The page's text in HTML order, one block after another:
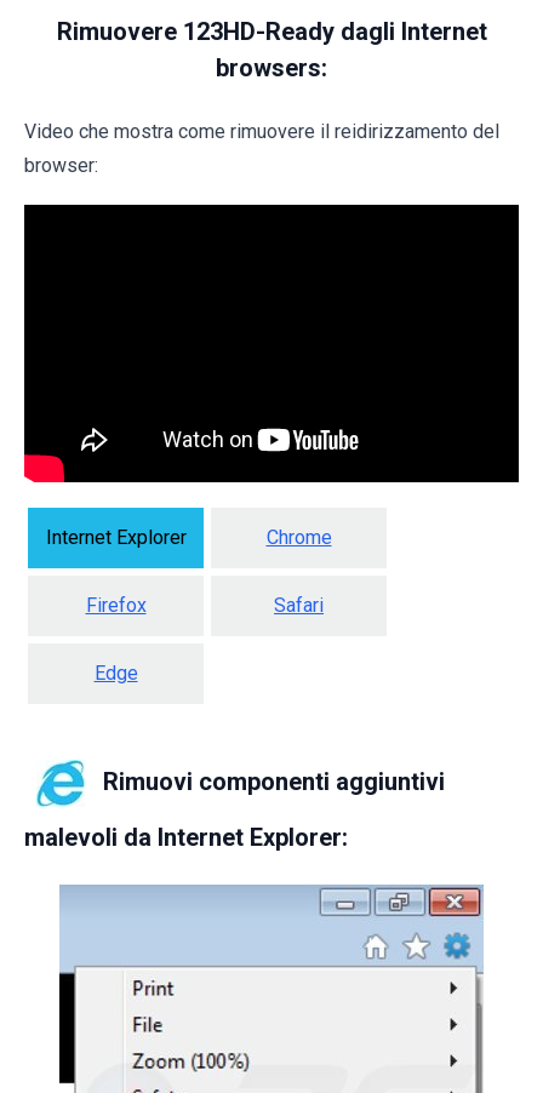
Rimuovere 123HD-Ready dagli Internet
browsers:
Video che mostra come rimuovere il reidirizzamento del
browser:
Internet Explorer Chrome
Firefox Safari
Edge
Rimuovi componenti aggiuntivi
malevoli da Internet Explorer: